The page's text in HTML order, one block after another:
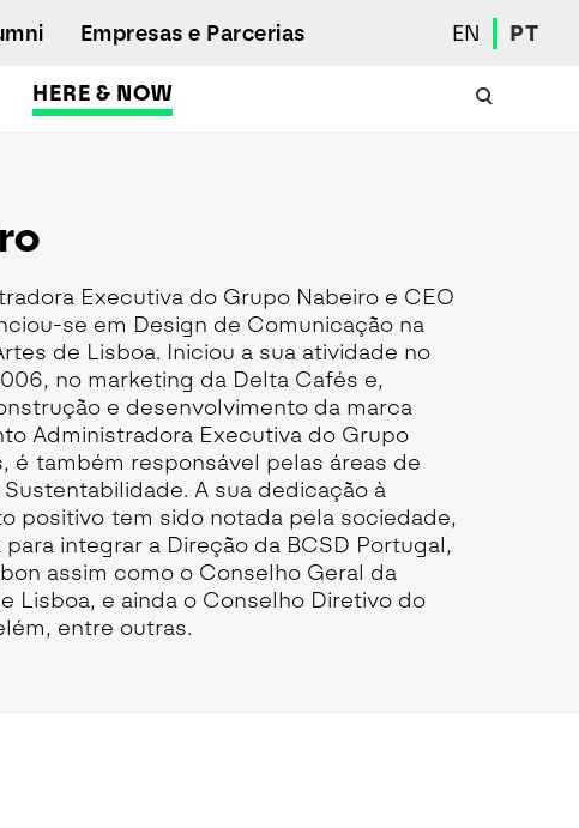
Eleições Estudantis
Prémios e Quadro de Mérito
Bolsas
Gabinete de Inserção Profissional
Serviços de Ação Social
Desporto
Regulamentos
Seguros de Acidentes Pessoais
Estágios
Mentoria
HERE & NOW
Empresas e Parcerias EN PT
Executiva do Grupo Nabeiro e CEO
se em Design de Comunicação na
de Lisboa. Iniciou a sua atividade no
no marketing da Delta Cafés e,
e desenvolvimento da marca
Administradora Executiva do Grupo
é também responsável pelas áreas de
A sua dedicação à
positivo tem sido notada pela sociedade,
integrar a Direção da BCSD Portugal,
assim como o Conselho Geral da
Lisboa, e ainda o Conselho Diretivo do
entre outras.